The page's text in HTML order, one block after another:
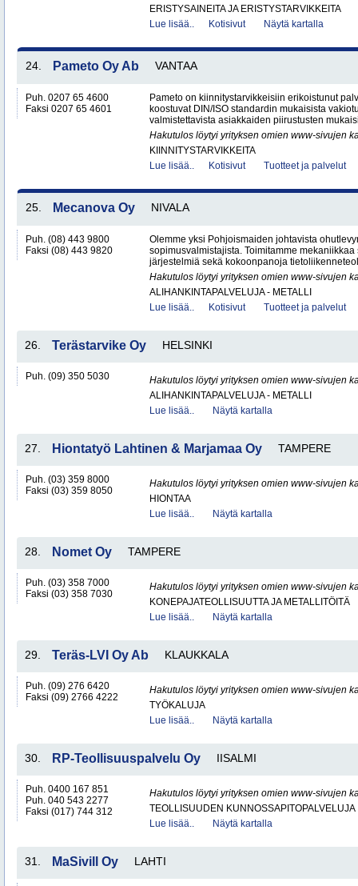
ERISTYSAINEITA JA ERISTYSTARVIKKEITA
Lue lisää..
Kotisivut Näytä kartalla
24. Pameto Oy Ab VANTAA
Puh. 0207 65 4600
Faksi 0207 65 4601
Pameto on kiinnitystarvikkeisiin erikoistunut
koostuvat DIN/ISO standardin mukaisista
valmistettavista asiakkaiden piirustusten
Hakutulos löytyi yrityksen omien www-sivujen
KIINNITYSTARVIKKEITA
Lue lisää..
Kotisivut Tuotteet ja palvelut
25. Mecanova Oy NIVALA
Puh. (08) 443 9800
Faksi (08) 443 9820
Olemme yksi Pohjoismaiden johtavista
sopimusvalmistajista. Toimitamme
järjestelmiä sekä kokoonpanoja
Hakutulos löytyi yrityksen omien www-sivujen
ALIHANKINTAPALVELUJA - METALLI
Lue lisää..
Kotisivut Tuotteet ja palvelut
26. Terästarvike Oy HELSINKI
Puh. (09) 350 5030
Hakutulos löytyi yrityksen omien www-sivujen
ALIHANKINTAPALVELUJA - METALLI
Lue lisää..
Näytä kartalla
27. Hiontatyö Lahtinen & Marjamaa Oy TAMPERE
Puh. (03) 359 8000
Faksi (03) 359 8050
Hakutulos löytyi yrityksen omien www-sivujen
HIONTAA
Lue lisää..
Näytä kartalla
28. Nomet Oy TAMPERE
Puh. (03) 358 7000
Faksi (03) 358 7030
Hakutulos löytyi yrityksen omien www-sivujen
KONEPAJATEOLLISUUTTA JA METALLITÖITÄ
Lue lisää..
Näytä kartalla
29. Teräs-LVI Oy Ab KLAUKKALA
Puh. (09) 276 6420
Faksi (09) 2766 4222
Hakutulos löytyi yrityksen omien www-sivujen
TYÖKALUJA
Lue lisää..
Näytä kartalla
30. RP-Teollisuuspalvelu Oy IISALMI
Puh. 0400 167 851
Puh. 040 543 2277
Faksi (017) 744 312
Hakutulos löytyi yrityksen omien www-sivujen
TEOLLISUUDEN KUNNOSSAPITOPALVELUJA
Lue lisää..
Näytä kartalla
31. MaSivill Oy LAHTI